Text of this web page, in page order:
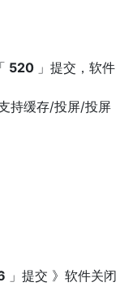
520 」提交，软件
持缓存/投屏/投屏
」提交 》软件关闭